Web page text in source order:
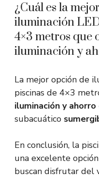
¿Cuál es la
iluminación
4×3 metros que
iluminación y
La mejor opción de
piscinas de 4×3
iluminación y
subacuático
En conclusión, la
una excelente
buscan disfrutar del